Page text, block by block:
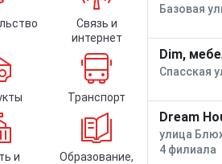
Связь и
интернет
Транспорт
и
Образование,
Базовая
Dim,
Спасская
Dream
улица
4 филиала